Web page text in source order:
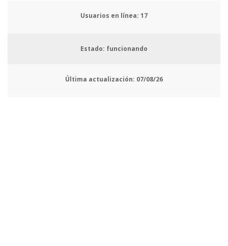
Usuarios en línea: 18
Estado: funcionando
Última actualización: 07/08/26